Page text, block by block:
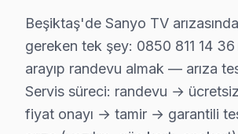
Yıldız Sanyo Servis
Beşiktaş'de Sanyo TV
gereken tek şey: 0850 811 14 36
arayıp randevu almak — arıza
Servis süreci: randevu →
fiyat onayı → tamir → garantili